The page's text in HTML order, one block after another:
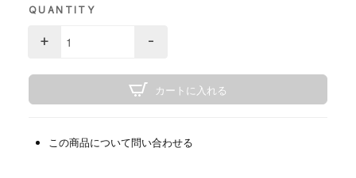
QUANTITY
+ -
カートに入れる
この商品について問い合わせる